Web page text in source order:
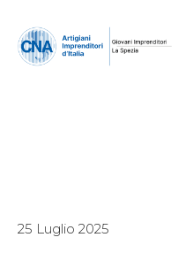
25 Luglio 2025